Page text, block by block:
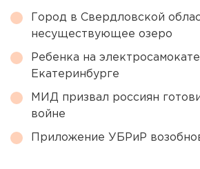
Город в Свердловской
несуществующее озеро
Ребенка на
Екатеринбурге
МИД призвал россиян
войне
Приложение УБРиР